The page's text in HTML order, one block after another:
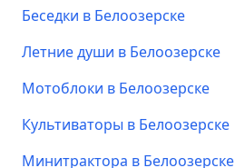
Беседки в Белоозерске
Летние души в Белоозерске
Мотоблоки в Белоозерске
Культиваторы в Белоозерске
Минитрактора в Белоозерске